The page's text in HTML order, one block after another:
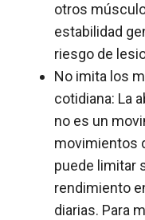
otros
estabilidad
riesgo de
No imita los
cotidiana: La
no es un
movimientos
puede limitar
rendimiento
diarias. Para